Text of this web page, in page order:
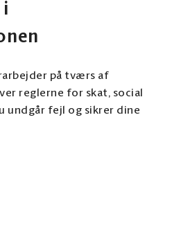
i
på tværs af
reglerne for skat, social
undgår fejl og sikrer dine